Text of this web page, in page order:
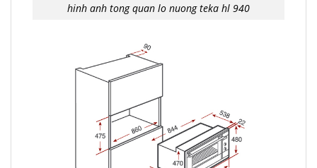
hinh anh tong quan lo nuong teka hl 940